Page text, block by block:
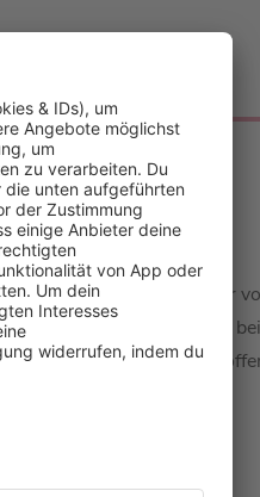
1998 und bekannte Lieder
mehrfach als Coach
dabei. Im Juni 2023